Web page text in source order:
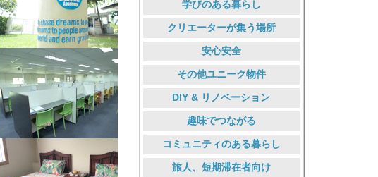
学びのある暮らし
クリエーターが集う場所
安心安全
その他ユニーク物件
DIY & リノベーション
趣味でつながる
コミュニティのある暮らし
旅人、短期滞在者向け